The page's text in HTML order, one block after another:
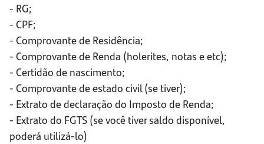
- RG;
- CPF;
- Comprovante de Residência;
- Comprovante de Renda (holerites, notas e etc);
- Certidão de nascimento;
- Comprovante de estado civil (se tiver);
- Extrato de declaração do Imposto de Renda;
- Extrato do FGTS (se você tiver saldo disponível,
poderá utilizá-lo)